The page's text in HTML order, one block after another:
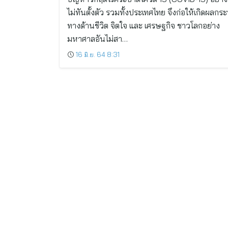
ไม่ทันตั้งตัว รวมทั้งประเทศไทย จึงก่อให้เกิดผลกร
ทางด้านชีวิต จิตใจ และ เศรษฐกิจ ชาวโลกอย่าง
มหาศาลอันไม่สา…
16 มิ.ย. 64 8:31